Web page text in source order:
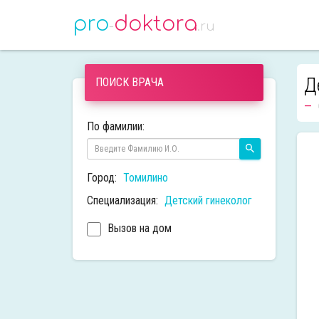
pro-doktora.ru
ПОИСК ВРАЧА
По фамилии:
Город: Томилино
Специализация: Детский гинеколог
Вызов на дом